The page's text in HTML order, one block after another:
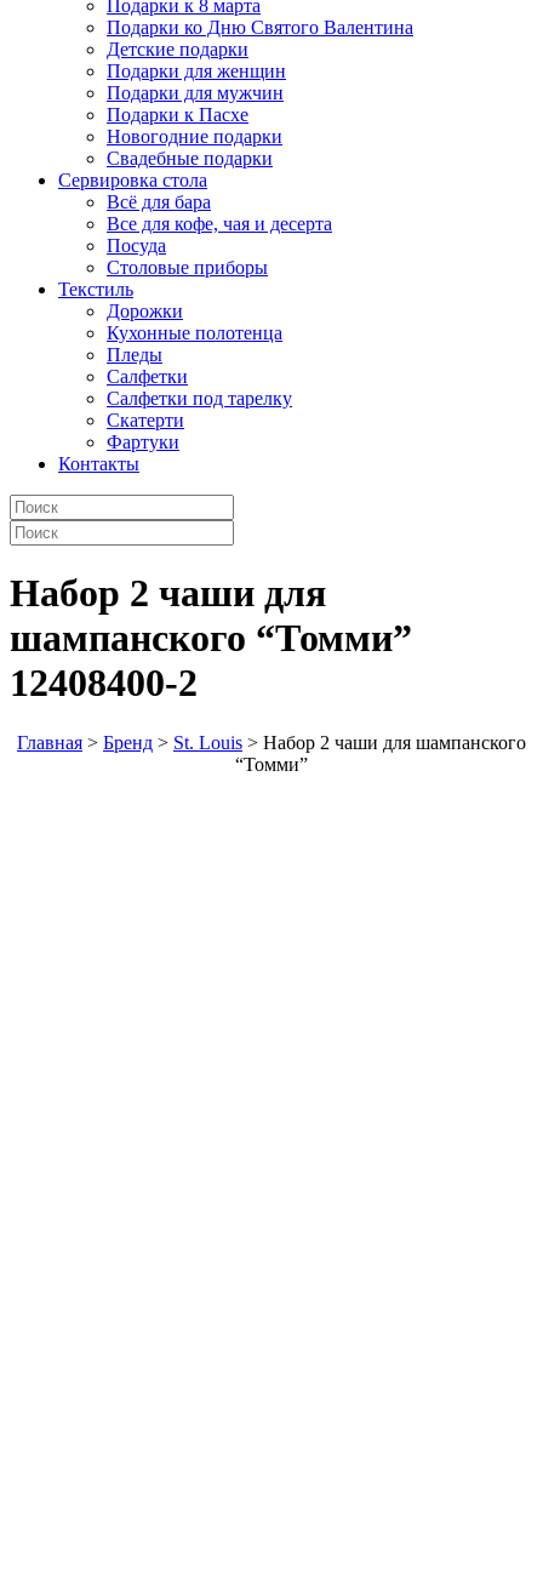
Подарки к 8 марта
Подарки ко Дню Святого Валентина
Детские подарки
Подарки для женщин
Подарки для мужчин
Подарки к Пасхе
Новогодние подарки
Свадебные подарки
Сервировка стола
Всё для бара
Все для кофе, чая и десерта
Посуда
Столовые приборы
Текстиль
Дорожки
Кухонные полотенца
Пледы
Салфетки
Салфетки под тарелку
Скатерти
Фартуки
Контакты
Набор 2 чаши для
шампанского “Томми”
12408400-2
Главная > Бренд > St. Louis > Набор 2 чаши для шампанского
“Томми”